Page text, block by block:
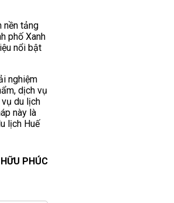
nền tảng
phố Xanh
nổi bật
nghiệm
dịch vụ
du lịch
này là
lịch Huế
PHÚC